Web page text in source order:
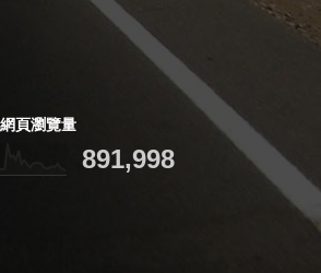
頁瀏覽量
891,998